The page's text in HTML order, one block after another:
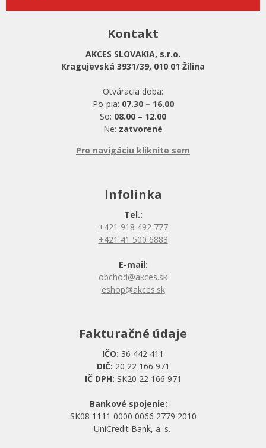
Kontakt
AKCES SLOVAKIA, s.r.o.
Kragujevská 3931/39, 010 01 Žilina
Otváracia doba:
Po-pia: 07.30 – 16.00
So: 08.00 – 12.00
Ne: zatvorené
Pre navigáciu kliknite sem
Infolinka
Tel.:
+421 918 492 777
+421 41 500 6883
E-mail:
obchod@akces.sk
eshop@akces.sk
Fakturačné údaje
IČO: 36 442 411
DIČ: 20 22 166 971
IČ DPH: SK20 22 166 971
Bankové spojenie:
SK08 1111 0000 0066 2779 2010
UniCredit Bank, a. s.